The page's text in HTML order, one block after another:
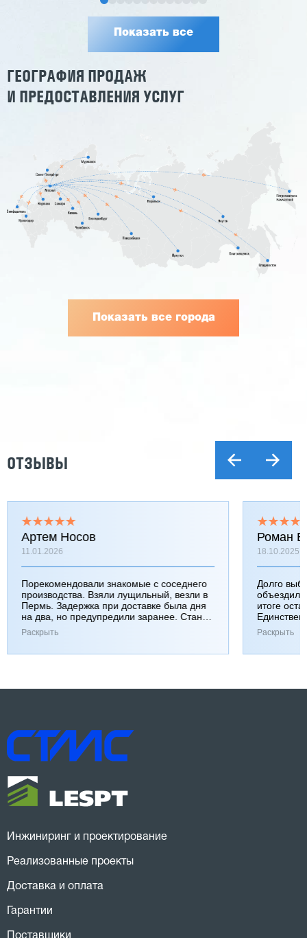
Показать все
ГЕОГРАФИЯ ПРОДАЖ
И ПРЕДОСТАВЛЕНИЯ УСЛУГ
Показать все города
ОТЗЫВЫ
Артем Носов
11.01.2026
Порекомендовали знакомые с соседнего
производства. Взяли лущильный, везли в
Пермь. Задержка при доставке была дня
на два, но предупредили заранее. Станок
работает хорошо, к качеству вопросов нет.
Раскрыть
Роман
18.10.2025
Долго
итоге
Раскрыть
Инжиниринг и проектирование
Реализованные проекты
Доставка и оплата
Гарантии
Поставщики